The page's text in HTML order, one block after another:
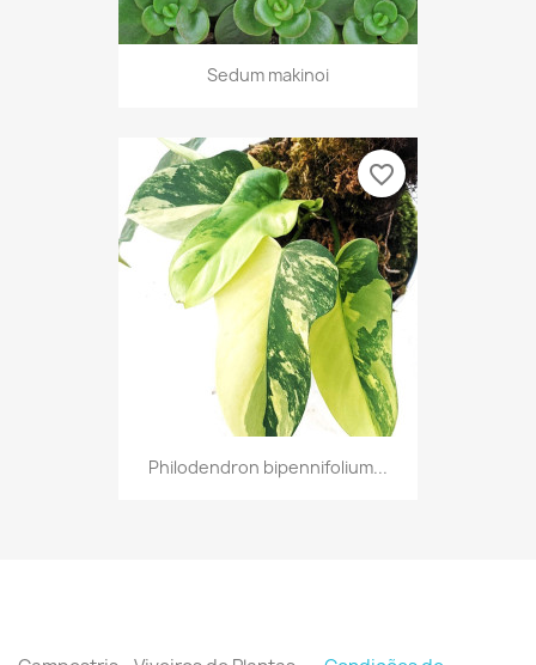
Sedum makinoi
Philodendron bipennifolium...
favorite_border